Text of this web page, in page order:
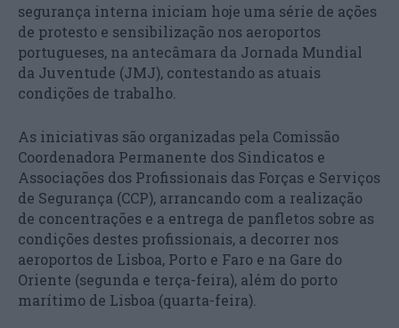
segurança interna iniciam hoje uma série de ações
de protesto e sensibilização nos aeroportos
portugueses, na antecâmara da Jornada Mundial
da Juventude (JMJ), contestando as atuais
condições de trabalho.
As iniciativas são organizadas pela Comissão
Coordenadora Permanente dos Sindicatos e
Associações dos Profissionais das Forças e Serviços
de Segurança (CCP), arrancando com a realização
de concentrações e a entrega de panfletos sobre as
condições destes profissionais, a decorrer nos
aeroportos de Lisboa, Porto e Faro e na Gare do
Oriente (segunda e terça-feira), além do porto
marítimo de Lisboa (quarta-feira).